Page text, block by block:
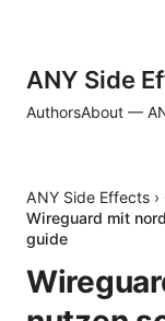
ANY Side
AuthorsAbout —
ANY Side Effects ›
Wireguard mit
guide